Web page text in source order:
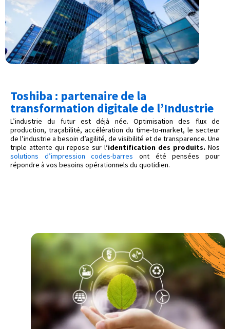
Toshiba : partenaire de la
transformation digitale de l’Industrie
L’industrie du futur est déjà née. Optimisation des flux de
production, traçabilité, accélération du time-to-market, le secteur
de l’industrie a besoin d’agilité, de visibilité et de transparence. Une
triple attente qui repose sur l’identification des produits. Nos
solutions d’impression codes-barres ont été pensées pour
répondre à vos besoins opérationnels du quotidien.